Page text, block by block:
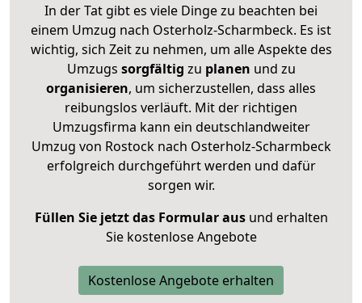
In der Tat gibt es viele Dinge zu beachten bei
einem Umzug nach Osterholz-Scharmbeck. Es ist
wichtig, sich Zeit zu nehmen, um alle Aspekte des
Umzugs sorgfältig zu planen und zu
organisieren, um sicherzustellen, dass alles
reibungslos verläuft. Mit der richtigen
Umzugsfirma kann ein deutschlandweiter
Umzug von Rostock nach Osterholz-Scharmbeck
erfolgreich durchgeführt werden und dafür
sorgen wir.
Füllen Sie jetzt das Formular ausund erhalten
Sie kostenlose Angebote
Kostenlose Angebote erhalten